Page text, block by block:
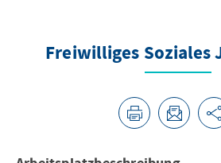
Freiwilliges Soziales